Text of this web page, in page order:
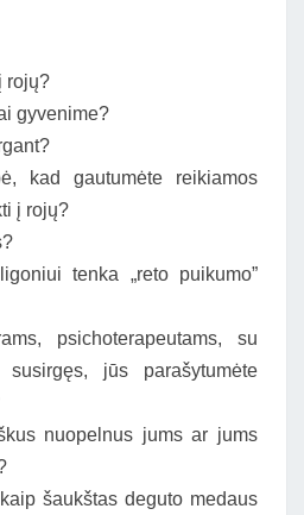
rojų?
gyvenime?
kad gautumėte reikiamos
į rojų?
tenka „reto puikumo”
psichoterapeutams, su
susirgęs, jūs parašytumėte
nuopelnus jums ar jums
šaukštas deguto medaus